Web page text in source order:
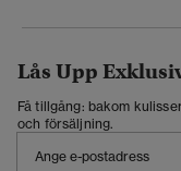
Lås Upp
Få tillgång: bakom
och försäljning.